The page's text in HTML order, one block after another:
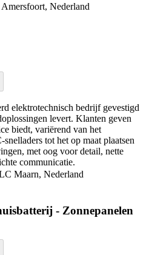
Nederland
elektrotechnisch bedrijf gevestigd
levert. Klanten geven
biedt, variërend van het
tot het op maat plaatsen
met oog voor detail, nette
communicatie.
Maarn, Nederland
- Zonnepanelen